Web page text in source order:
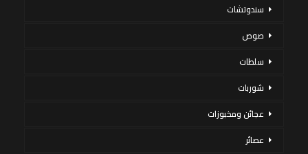
سندوتشات
صوص
سلطات
شوربات
عجائن ومخبوزات
عصائر